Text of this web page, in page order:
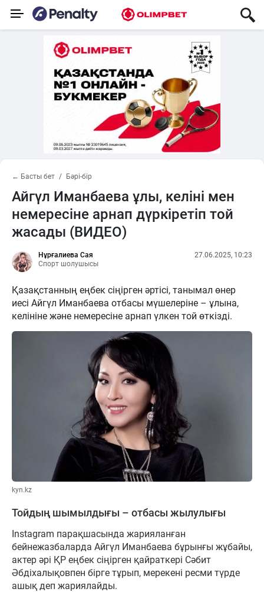
← Басты бет Бәрі-бір
Айгүл Иманбаева ұлы, келіні мен
немересіне арнап дүркіретіп той
жасады (ВИДЕО)
Нұрғалиева Сая
Спорт шолушысы
27.06.2025, 10:23
Қазақстанның еңбек сіңірген әртісі, танымал өнер
иесі Айгүл Иманбаева отбасы мүшелеріне – ұлына,
келініне және немересіне арнап үлкен той өткізді.
kyn.kz
Тойдың шымылдығы – отбасы жылулығы
Instagram парақшасында жарияланған
бейнежазбаларда Айгүл Иманбаева бұрынғы жұбайы,
актер әрі ҚР еңбек сіңірген қайраткері Сәбит
Әбдіхалықовпен бірге тұрып, мерекені ресми түрде
ашық деп жариялайды.